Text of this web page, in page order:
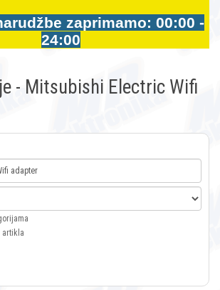
zaprimamo: 00:00 -
24:00
- Mitsubishi Electric Wifi
artikla